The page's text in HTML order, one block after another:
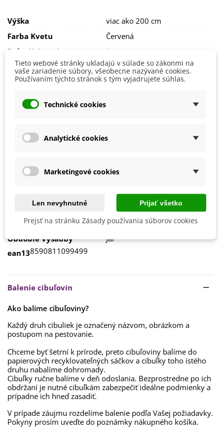
Pôda by mala byť
mierne kyslá, s prímesou piesku a ílu
Stanovisko by malo byť
slnečné či polotieň
rastlina. Prezimuje bez obmedzení.
Výška
viac ako 200 cm
Farba Kvetu
Červená
Doba Kvitnutia
August
Júl
Jún
Máj
Pestovanie
Slnečné
November
Október
Áno
Vegetačné Obdobie
Trvalky
Druh Ruže
Pnúca
Obdobie Výsadby
Jar
ean138590811099499
Balenie cibuľovín
Ako balíme cibuľoviny?
Každý druh cibuliek je označený názvom, obrázkom a
postupom na pestovanie.
Chceme byť šetrní k prírode, preto cibuľoviny balíme do
papierových recyklovateľných sáčkov a cibuľky toho istého
druhu nabalíme dohromady.
Cibuľky ručne balíme v deň odoslania. Bezprostredne po ich
obdržaní je nutné cibuľkám zabezpečiť ideálne podmienky a
prípadne ich hneď zasadiť.
V prípade záujmu rozdelíme balenie podľa Vašej požiadavky.
Pokyny prosím uveďte do poznámky nákupného košíka.
Tieto webové stránky ukladajú v súlade so zákonmi na
vaše zariadenie súbory, všeobecne nazývané cookies.
Používaním týchto stránok s tým vyjadrujete súhlas.
Technické cookies
Analytické cookies
Marketingové cookies
Len nevyhnutné Prijať všetko
Prejsť na stránku Zásady používania súborov cookies